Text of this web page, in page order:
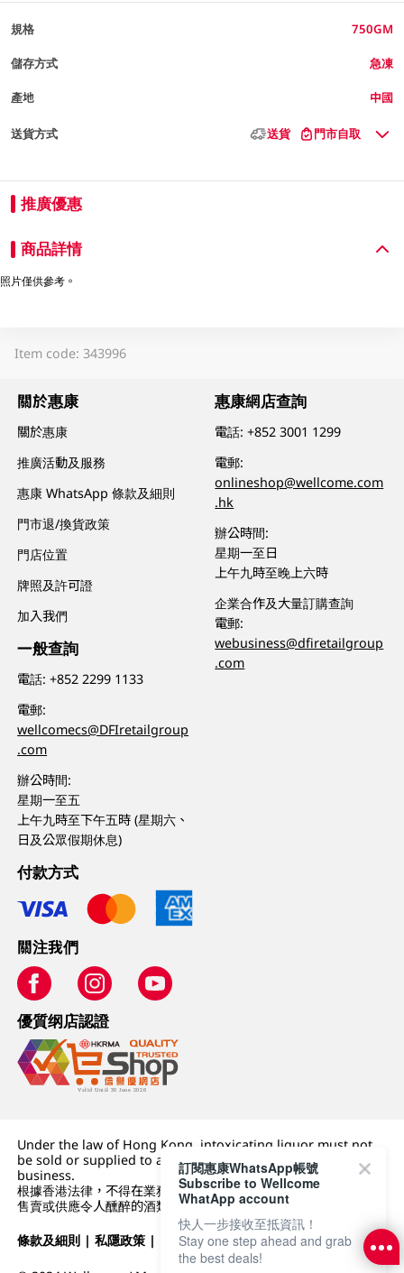
規格 750GM
儲存方式 急凍
產地 中國
送貨方式 送貨 門市自取
推廣優惠
商品詳情
照片僅供參考。
Item code: 343996
關於惠康
關於惠康
推廣活動及服務
惠康 WhatsApp 條款及細則
門市退/換貨政策
門店位置
牌照及許可證
加入我們
一般查詢
電話:+852 2299 1133
電郵:
wellcomecs@DFIretailgroup
.com
辦公時間:
星期一至五
上午九時至下午五時 (星期六、
日及公眾假期休息)
惠康網店查詢
電話:+852 3001 1299
電郵:
onlineshop@wellcome.com
.hk
辦公時間:
星期一至日
上午九時至晚上六時
企業合作及大量訂購查詢
電郵:
webusiness@dfiretailgroup
.com
付款方式
關注我們
優質纲店認證
Under the law of Hong Kong, intoxicating liquor must not
be sold or supplied to a minor (under 18) in the course of
business.
根據香港法律，不得在業務過程中，向未成年人 (18 歲以下人士)
售賣或供應令人醺醉的酒類。
條款及細則 |私隱政策 | DFI零售集團
訂閱惠康WhatsApp帳號
Subscribe to Wellcome
WhatApp account
快人一步接收至抵資訊！
Stay one step ahead and grab
the best deals!